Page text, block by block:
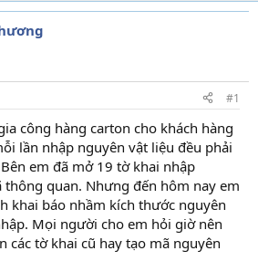
#1
công hàng carton cho khách hàng
lần nhập nguyên vật liệu đều phải
em đã mở 19 tờ khai nhập
thông quan. Nhưng đến hôm nay em
khai báo nhầm kích thước nguyên
Mọi người cho em hỏi giờ nên
các tờ khai cũ hay tạo mã nguyên